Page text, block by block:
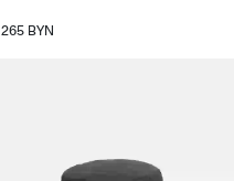
265 BYN